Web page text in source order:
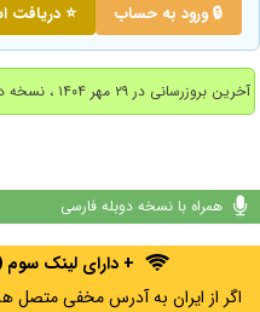
🔒 ورود به حساب ⭐ دریافت
آخرین بروزرسانی در ۲۹ مهر ۱۴۰۴ ، نسخه دوبله پارسی اضافه شد.
همراه با نسخه دوبله فارسی
+ دارای لینک